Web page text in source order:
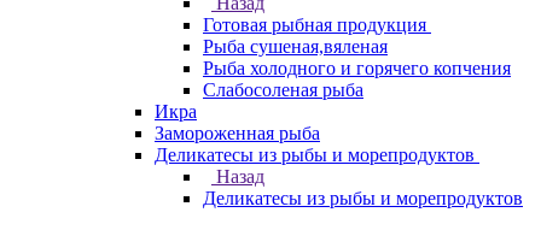
Готовая рыбная продукция
Рыба сушеная,вяленая
Рыба холодного и горячего копчения
Слабосоленая рыба
Икра
Замороженная рыба
Деликатесы из рыбы и морепродуктов
Назад
Деликатесы из рыбы и морепродуктов